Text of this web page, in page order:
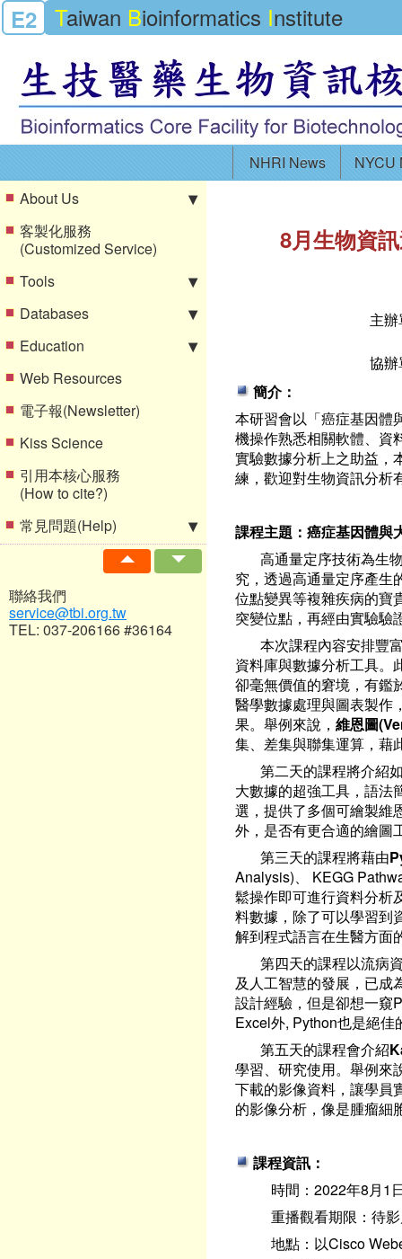
E2 Taiwan Bioinformatics Institute
NHRI News
NYCU
About Us
客製化服務
(Customized Service)
Tools
Databases
Education
Web Resources
電子報(Newsletter)
Kiss Science
引用本核心服務
(How to cite?)
常見問題(Help)
聯絡我們
service@tbi.org.tw
TEL: 037-206166 #36164
8月生物資
主
協
簡介：
本研習會以「癌症基因體
機操作熟悉相關軟體、資
實驗數據分析上之助益，
練，歡迎對生物資訊分析
課程主題：癌症基因體與
高通量定序技術為生物
究，透過高通量定序產生
位點變異等複雜疾病的寶
突變位點，再經由實驗驗
本次課程內容安排豐
資料庫與數據分析工具。
卻毫無價值的窘境，有鑑
醫學數據處理與圖表製作
果。舉例來說， 維恩圖
集、差集與聯集運算，藉
第二天的課程將介紹如
大數據的超強工具，語法
選，提供了多個可繪製維
外，是否有更合適的繪圖
第三天的課程將藉由
Analysis)、 KEGG
鬆操作即可進行資料分析
料數據，除了可以學習到
解到程式語言在生醫方面
第四天的課程以流病
及人工智慧的發展，已成
設計經驗，但是卻想一窺
Excel外, Python也是絕
第五天的課程會介紹
學習、研究使用。舉例來
下載的影像資料，讓學員
的影像分析，像是腫瘤細
課程資訊：
時間：2022年8月1
重播觀看期限：待
地點：以Cisco